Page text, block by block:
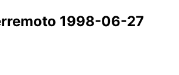
1998-06-27